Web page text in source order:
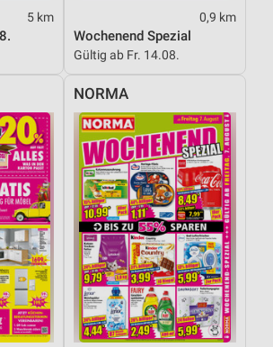
5 km 0,9 km
Wochenend Spezial
Gültig ab Fr. 14.08.
NORMA